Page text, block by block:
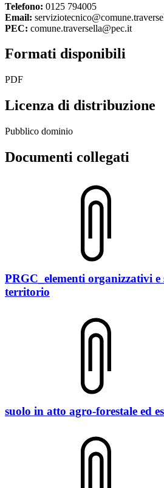
Telefono: 0125 794005
Email:
PEC: comune.traversella@pec.it
Formati disponibili
PDF
Licenza di distribuzione
Pubblico dominio
Documenti collegati
PRGC_elementi organizzativi
territorio
suolo in atto agro-forestale ed